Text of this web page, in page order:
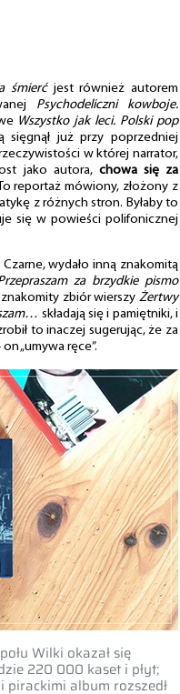
śmierćjest również autorem
Psychodeliczni kowboje.
Wszystko jak leci. Polski pop
już przy poprzedniej
w której narrator,
jako autora, chowa się za
reportaż mówiony, złożony z
z różnych stron. Byłaby to
się w powieści polifonicznej
wydało inną znakomitą
za brzydkie pismo
zbiór wierszy Żertwy
składają się i pamiętniki, i
to inaczej sugerując, że za
„umywa ręce”.
Wilki okazał się
220 000 kaset i płyt;
pirackimi album rozszedł